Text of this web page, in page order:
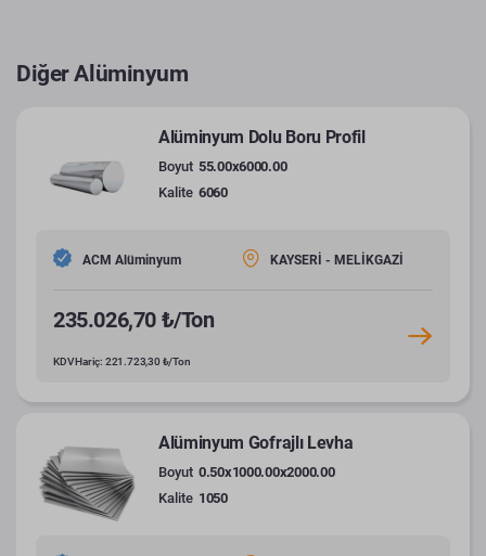
Diğer Alüminyum
Alüminyum Dolu Boru Profil
Boyut 55.00x6000.00
Kalite 6060
ACM Alüminyum KAYSERİ - MELİKGAZİ
235.026,70 ₺/Ton
KDV Hariç: 221.723,30 ₺/Ton
Alüminyum Gofrajlı Levha
Boyut 0.50x1000.00x2000.00
Kalite 1050